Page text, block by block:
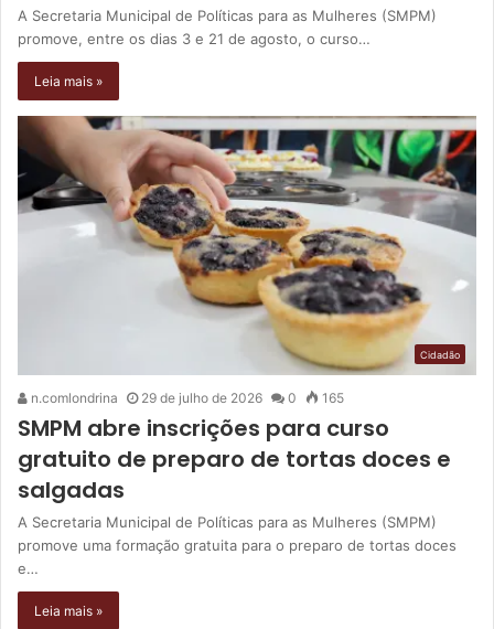
A Secretaria Municipal de Políticas para as Mulheres (SMPM)
promove, entre os dias 3 e 21 de agosto, o curso…
Leia mais »
Cidadão
n.comlondrina 29 de julho de 2026 0 165
SMPM abre inscrições para curso
gratuito de preparo de tortas doces e
salgadas
A Secretaria Municipal de Políticas para as Mulheres (SMPM)
promove uma formação gratuita para o preparo de tortas doces
e…
Leia mais »